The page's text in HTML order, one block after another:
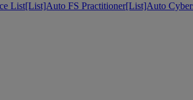
List[List]Auto FS Practitioner[List]Auto